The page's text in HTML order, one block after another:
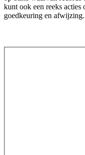
kunt ook een reeks
goedkeuring en afwijzing.